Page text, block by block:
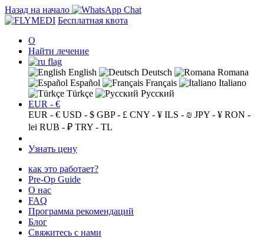
Назад на начало
Бесплатная квота
О
Найти лечение
English Deutsch
Romana
Español
Français
Italiano
Türkçe
Русский
EUR - €
EUR - € USD - $ GBP - £ CNY - ¥ ILS - ₪ JPY - ¥ RON -
lei RUB - ₽ TRY - TL
Узнать цену
как это работает?
Pre-Op Guide
О нас
FAQ
Программа рекомендаций
Блог
Свяжитесь с нами